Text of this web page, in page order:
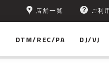
店舗一覧 ご利
DTM/REC/PA DJ/VJ